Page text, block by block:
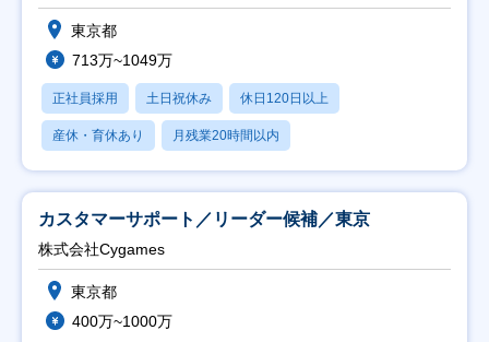
東京都
713万~1049万
正社員採用 土日祝休み 休日120日以上
産休・育休あり 月残業20時間以内
カスタマーサポート／リーダー候補／東京
株式会社Cygames
東京都
400万~1000万